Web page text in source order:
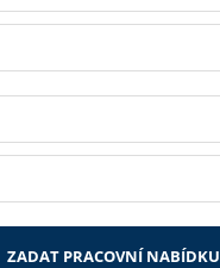
ZADAT PRACOVNÍ NABÍDKU